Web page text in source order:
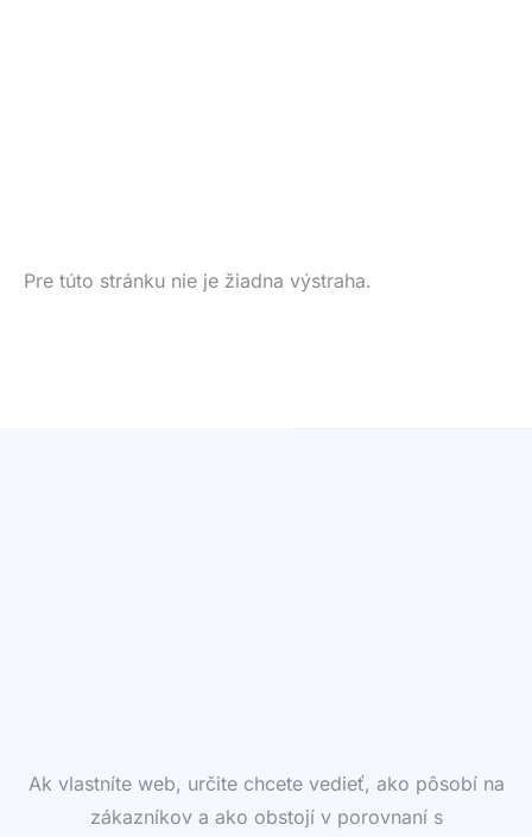
Pre túto stránku nie je žiadna výstraha.
Ak vlastníte web, určite chcete vedieť, ako pôsobí na
zákazníkov a ako obstojí v porovnaní s